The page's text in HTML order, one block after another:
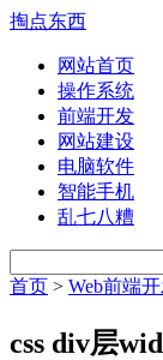
掏点东西
网站首页
操作系统
前端开发
网站建设
电脑软件
智能手机
乱七八糟
首页 > Web前端
css div层